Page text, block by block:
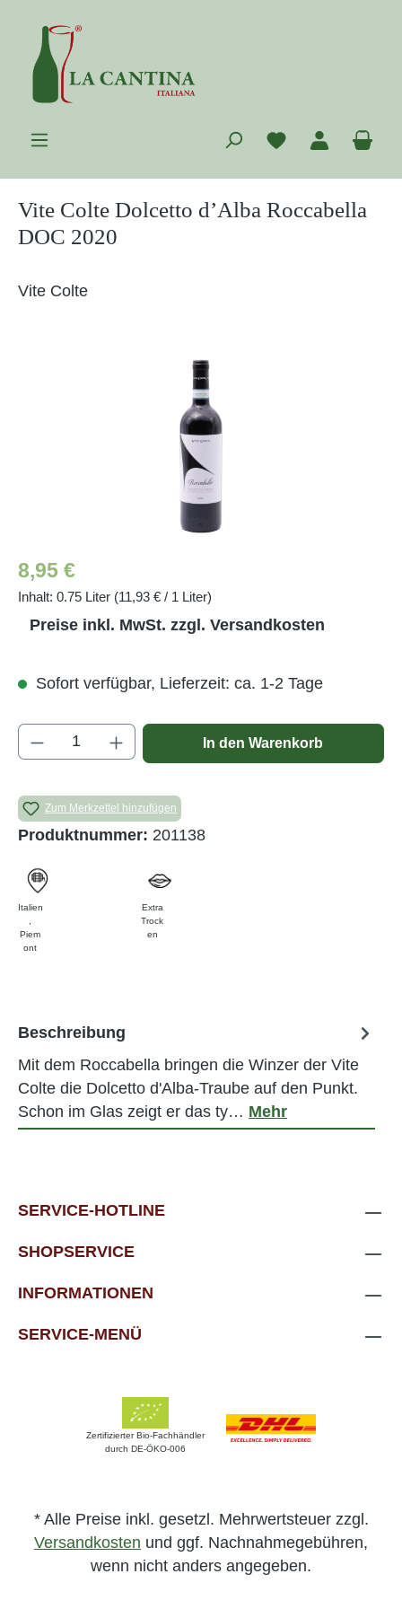
Zum Hauptinhalt springen
Du hast 0
Vite Colte Dolcetto d’Alba Roccabella
DOC 2020
Vite Colte
Regulärer Preis:
8,95 €
Inhalt: 0.75 Liter (11,93 € / 1 Liter)
Preise inkl. MwSt. zzgl. Versandkosten
Sofort verfügbar, Lieferzeit: ca. 1-2 Tage
Produkt Anzahl: Gib den gewünschten
In den Warenkorb
Zum Merkzettel hinzufügen
Produktnummer: 201138
Italien
Piem
ont
Extra
Trock
en
Beschreibung
Mit dem Roccabella bringen die Winzer der Vite
Colte die Dolcetto d'Alba-Traube auf den Punkt.
Schon im Glas zeigt er das ty… Mehr
SERVICE-HOTLINE
SHOPSERVICE
INFORMATIONEN
SERVICE-MENÜ
Zertifizierter Bio-Fachhändler
durch DE-ÖKO-006
* Alle Preise inkl. gesetzl. Mehrwertsteuer zzgl.
Versandkosten und ggf. Nachnahmegebühren,
wenn nicht anders angegeben.